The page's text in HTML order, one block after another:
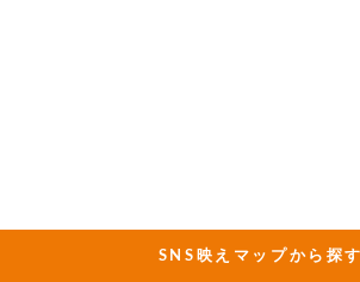
SNS映えマップから探す